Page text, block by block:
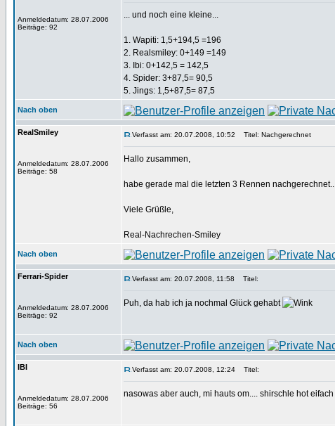
Anmeldedatum: 28.07.2006
Beiträge: 92
... und noch eine kleine...
1. Wapiti: 1,5+194,5 =196
2. Realsmiley: 0+149 =149
3. Ibi: 0+142,5 = 142,5
4. Spider: 3+87,5= 90,5
5. Jings: 1,5+87,5= 87,5
Nach oben
RealSmiley
Anmeldedatum: 28.07.2006
Beiträge: 58
Verfasst am: 20.07.2008, 10:52 Titel: Nachgerechnet
Hallo zusammen,
habe gerade mal die letzten 3 Rennen
Viele Grüßle,
Real-Nachrechen-Smiley
Nach oben
Ferrari-Spider
Anmeldedatum: 28.07.2006
Beiträge: 92
Verfasst am: 20.07.2008, 11:58 Titel:
Puh, da hab ich ja nochmal Glück gehabt
Nach oben
IBI
Anmeldedatum: 28.07.2006
Beiträge: 56
Verfasst am: 20.07.2008, 12:24 Titel:
nasowas aber auch, mi hauts om.... shirschle hot